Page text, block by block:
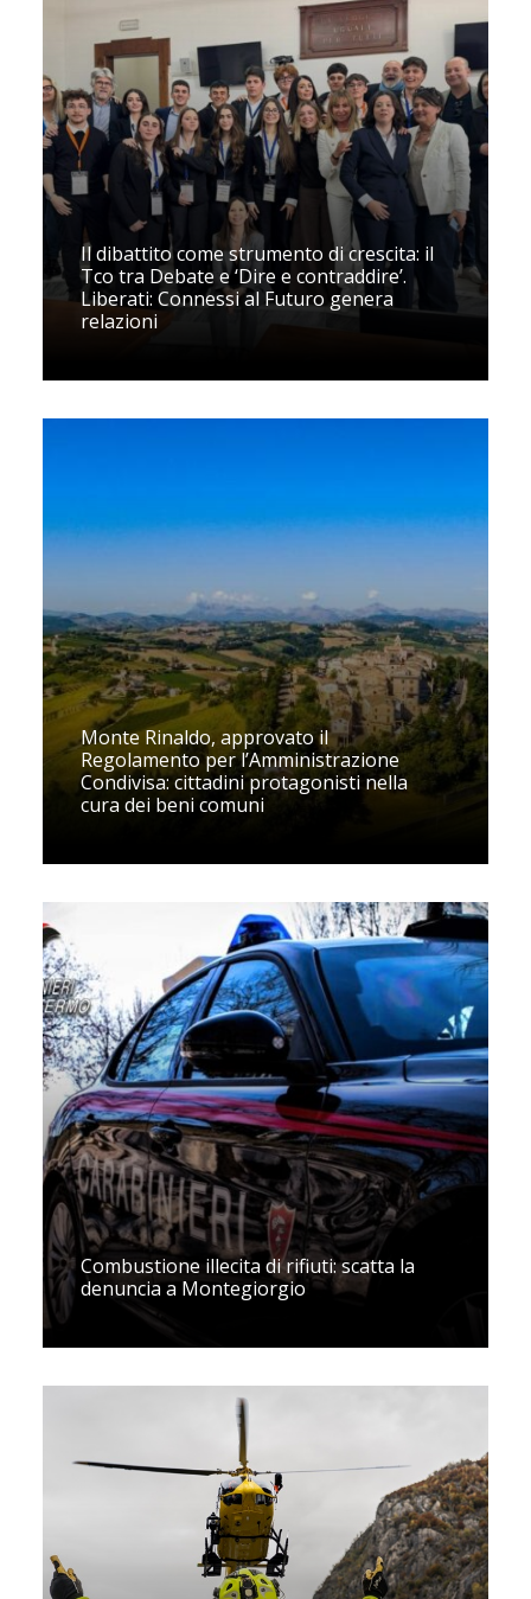
Il dibattito come strumento di crescita: il
Tco tra Debate e ‘Dire e contraddire’.
Liberati: Connessi al Futuro genera
relazioni
Monte Rinaldo, approvato il
Regolamento per l’Amministrazione
Condivisa: cittadini protagonisti nella
cura dei beni comuni
Combustione illecita di rifiuti: scatta la
denuncia a Montegiorgio